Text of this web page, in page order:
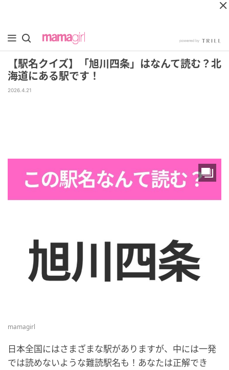
【駅名クイズ】「旭川四条」はなんて読む？北
海道にある駅です！
2026.4.21
mamagirl
日本全国にはさまざまな駅がありますが、中には一発
では読めないような難読駅名も！あなたは正解でき